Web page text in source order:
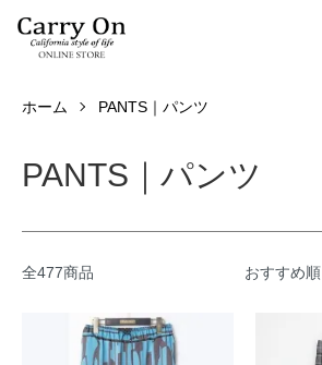
ホーム PANTS｜パンツ
PANTS｜パンツ
全477商品 おすすめ順